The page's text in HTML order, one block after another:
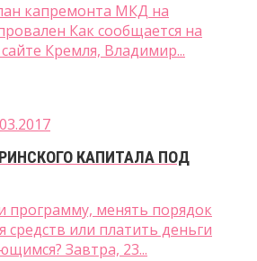
капремонта МКД на
Как сообщается на
Кремля, Владимир...
КАПИТАЛА ПОД
программу, менять порядок
средств или платить деньги
Завтра, 23...